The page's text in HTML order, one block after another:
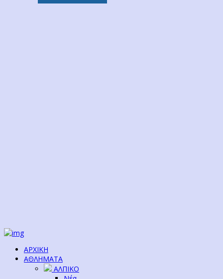
ΑΡΧΙΚΗ
ΑΘΛΗΜΑΤΑ
ΑΛΠΙΚΟ